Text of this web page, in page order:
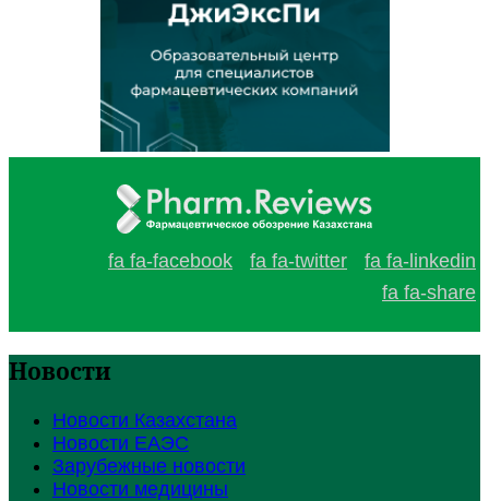
fa fa-facebook fa fa-twitter
fa fa-linkedin
fa fa-share
Новости
Новости Казахстана
Новости ЕАЭС
Зарубежные новости
Новости медицины